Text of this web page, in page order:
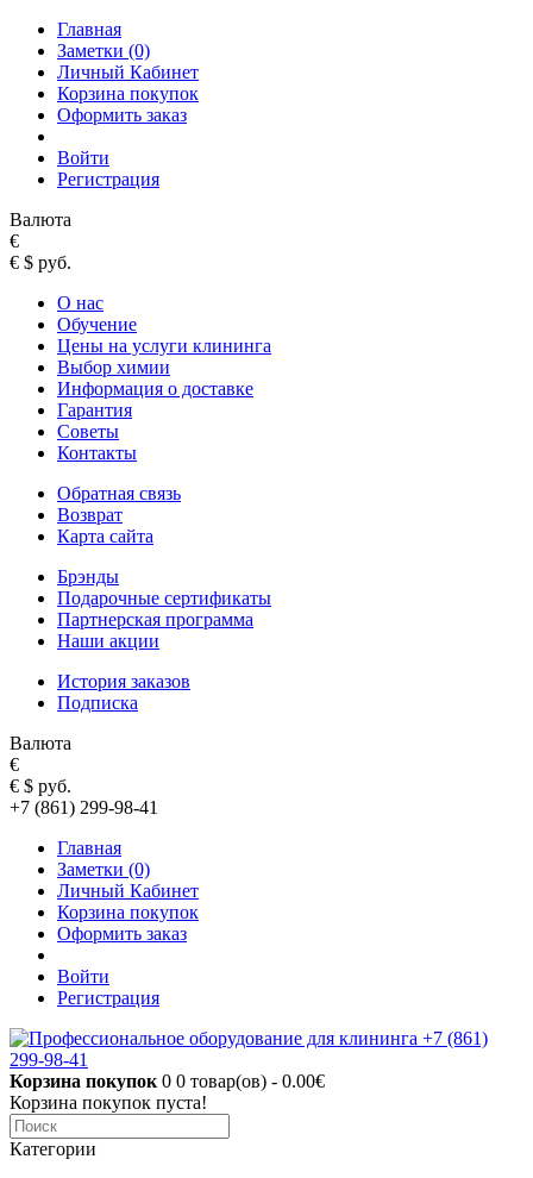
Главная
Заметки (0)
Личный Кабинет
Корзина покупок
Оформить заказ
Войти
Регистрация
Валюта
€
€ $ руб.
О нас
Обучение
Цены на услуги клининга
Выбор химии
Информация о доставке
Гарантия
Советы
Контакты
Обратная связь
Возврат
Карта сайта
Брэнды
Подарочные сертификаты
Партнерская программа
Наши акции
История заказов
Подписка
Валюта
€
€ $ руб.
+7 (861) 299-98-41
Главная
Заметки (0)
Личный Кабинет
Корзина покупок
Оформить заказ
Войти
Регистрация
Корзина покупок 0 0 товар(ов) - 0.00€
Корзина покупок пуста!
Категории